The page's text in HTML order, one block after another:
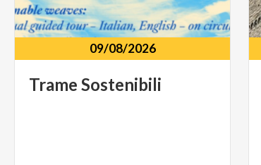
09/08/2026
Trame Sostenibili